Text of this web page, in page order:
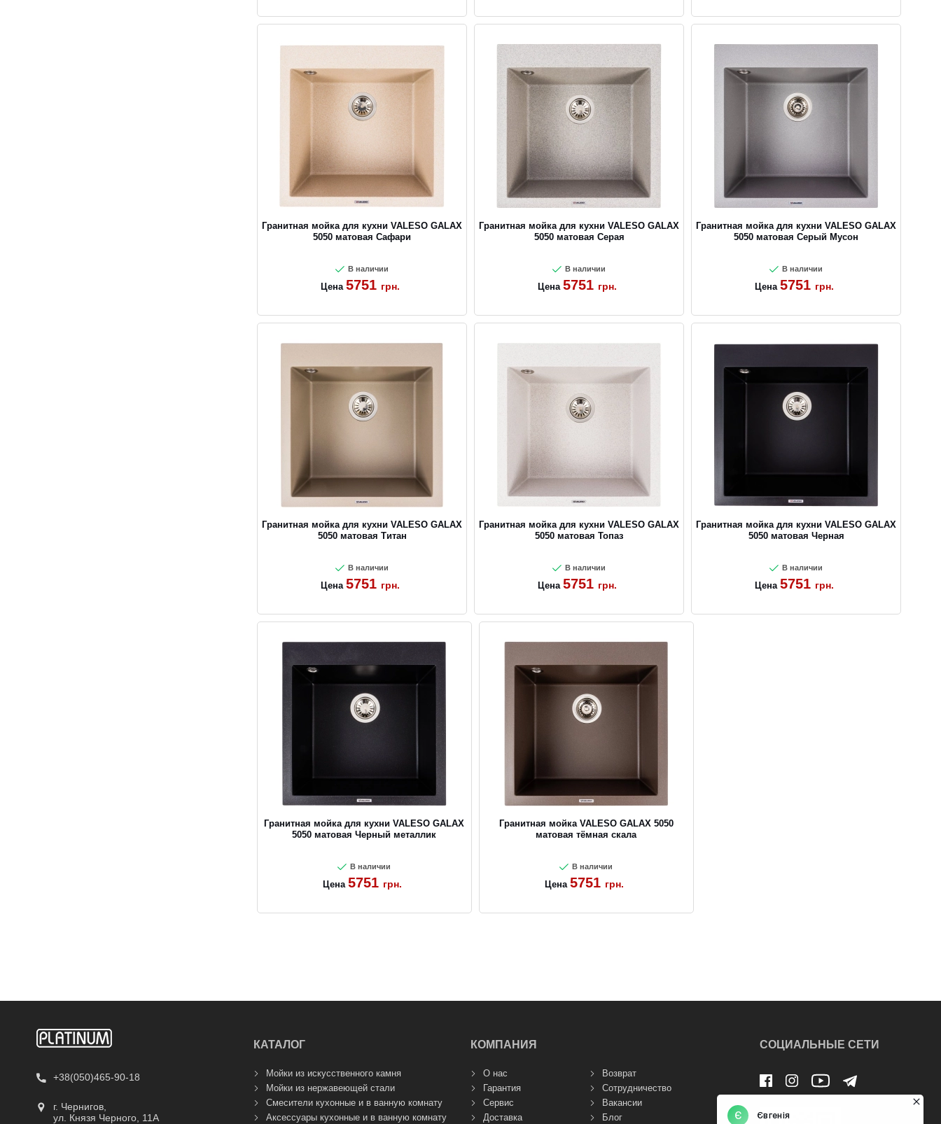
Гранитная мойка для кухни VALESO GALAX
5050 матовая Сафари
В наличии
Цена 5751 грн.
Гранитная мойка для кухни VALESO GALAX
5050 матовая Серая
В наличии
Цена 5751 грн.
Гранитная мойка для кухни VALESO GALAX
5050 матовая Серый Мусон
В наличии
Цена 5751 грн.
Гранитная мойка для кухни VALESO GALAX
5050 матовая Титан
В наличии
Цена 5751 грн.
Гранитная мойка для кухни VALESO GALAX
5050 матовая Топаз
В наличии
Цена 5751 грн.
Гранитная мойка для кухни VALESO GALAX
5050 матовая Черная
В наличии
Цена 5751 грн.
Гранитная мойка для кухни VALESO GALAX
5050 матовая Черный металлик
В наличии
Цена 5751 грн.
Гранитная мойка VALESO GALAX 5050
матовая тёмная скала
В наличии
Цена 5751 грн.
+38(050)465-90-18
г. Чернигов,
ул. Князя Черного, 11А
КАТАЛОГ
Мойки из искусственного камня
Мойки из нержавеющей стали
Смесители кухонные и в ванную комнату
Аксессуары кухонные и в ванную комнату
КОМПАНИЯ
О нас
Гарантия
Сервис
Доставка
Возврат
Сотрудничество
Вакансии
Блог
СОЦИАЛЬНЫЕ СЕТИ